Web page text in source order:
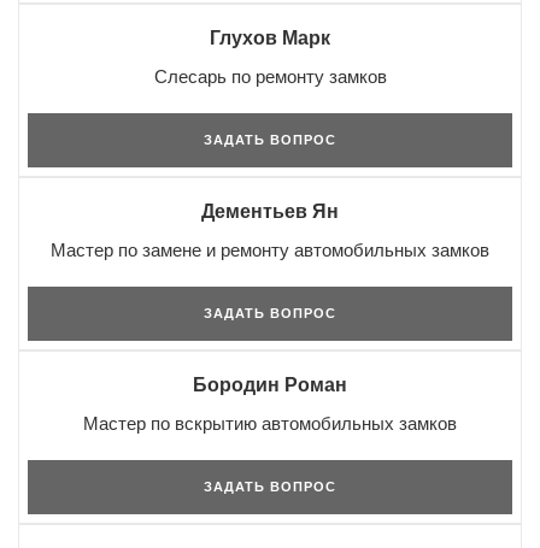
Глухов Марк
Слесарь по ремонту замков
ЗАДАТЬ ВОПРОС
Дементьев Ян
Мастер по замене и ремонту автомобильных замков
ЗАДАТЬ ВОПРОС
Бородин Роман
Мастер по вскрытию автомобильных замков
ЗАДАТЬ ВОПРОС